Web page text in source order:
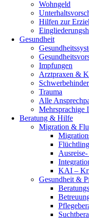
Wohngeld
Hilfen zur
Gesundheit
Impfungen
Arztpraxen &
Trauma
Alle
Mehrsprachige
Beratung & Hilfe
Migration &
KAI –
Gesundheit &